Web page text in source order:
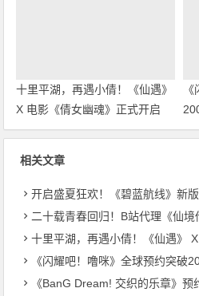
十里平湖，再遇小倩！《仙遇》
X 电影《倩女幽魂》正式开启
中
相关文章
开启盛夏狂欢！《碧蓝航线》新版本
二十载青春回归！B站代理《仙境传说3》7
十里平湖，再遇小倩！《仙遇》 X
《闪耀吧！噜咪》全球预约突破200
《BanG Dream! 交织的乐章》预约正